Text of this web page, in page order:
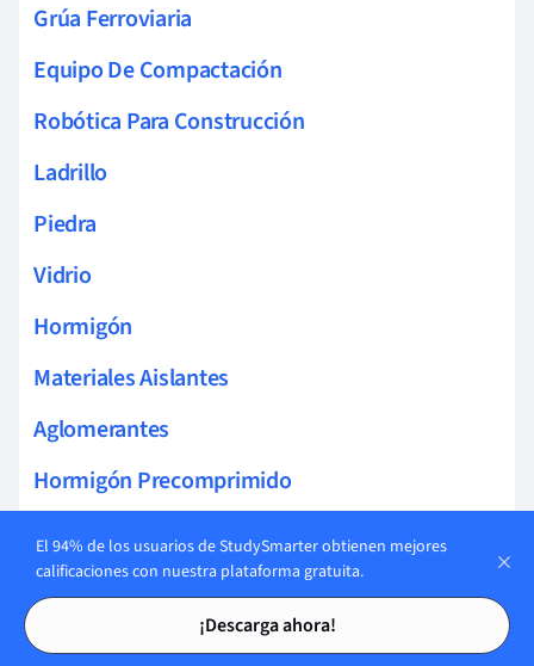
Tarjetas de estudio
Tarjetas de estudio
Grúa Ferroviaria
Equipo De Compactación
Robótica Para Construcción
Ladrillo
Piedra
Vidrio
Hormigón
Materiales Aislantes
Aglomerantes
Hormigón Precomprimido
Acero
Materiales Reciclados
El 94% de los usuarios de StudySmarter obtienen mejores
calificaciones con nuestra plataforma gratuita.
¡Descarga ahora!